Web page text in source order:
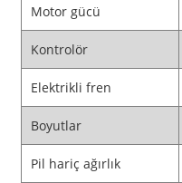
Motor gücü
Kontrolör
Elektrikli fren
Boyutlar
Pil hariç ağırlık